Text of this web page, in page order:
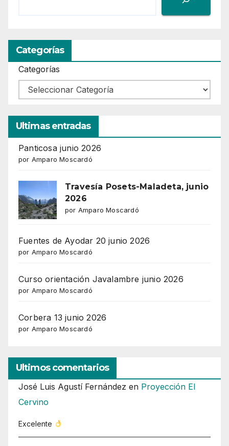
Categorías
Categorías
Ultimas entradas
Panticosa junio 2026
por Amparo Moscardó
Travesía Posets-Maladeta, junio
2026
por Amparo Moscardó
Fuentes de Ayodar 20 junio 2026
por Amparo Moscardó
Curso orientación Javalambre junio 2026
por Amparo Moscardó
Corbera 13 junio 2026
por Amparo Moscardó
Ultimos comentarios
José Luis Agustí Fernández en Proyección El
Cervino
Excelente